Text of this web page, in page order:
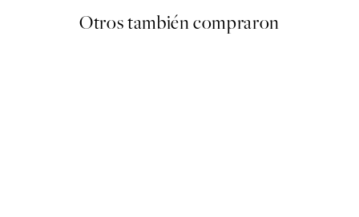
Otros también compraron